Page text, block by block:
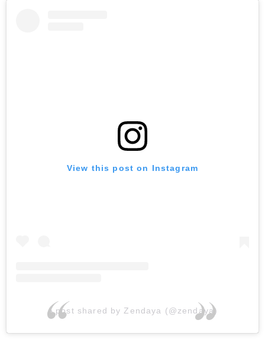
View this post on Instagram
A post shared by Zendaya (@zendaya)